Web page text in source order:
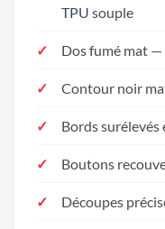
TPU souple
Dos fumé mat
Contour noir
Bords surélevés
Boutons
Découpes